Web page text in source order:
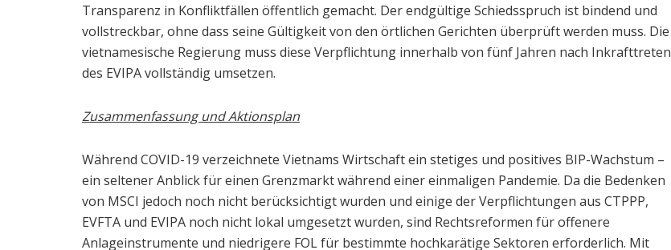
Transparenz in Konfliktfällen öffentlich gemacht. Der endgültige Schiedsspruch ist bindend und
vollstreckbar, ohne dass seine Gültigkeit von den örtlichen Gerichten überprüft werden muss. Die
vietnamesische Regierung muss diese Verpflichtung innerhalb von fünf Jahren nach Inkrafttreten
des EVIPA vollständig umsetzen.
Zusammenfassung und Aktionsplan
Während COVID-19 verzeichnete Vietnams Wirtschaft ein stetiges und positives BIP-Wachstum –
ein seltener Anblick für einen Grenzmarkt während einer einmaligen Pandemie. Da die Bedenken
von MSCI jedoch noch nicht berücksichtigt wurden und einige der Verpflichtungen aus CTPPP,
EVFTA und EVIPA noch nicht lokal umgesetzt wurden, sind Rechtsreformen für offenere
Anlageinstrumente und niedrigere FOL für bestimmte hochkarätige Sektoren erforderlich. Mit